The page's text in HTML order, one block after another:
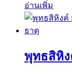
อ่านเพิ่ม
พุทธสิหิ